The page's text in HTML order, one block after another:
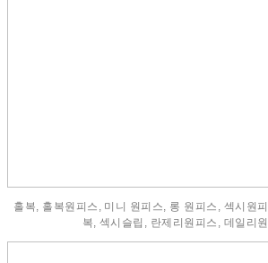
홀복, 홀복원피스, 미니 원피스, 롱 원피스, 섹시원
복, 섹시슬립, 란제리원피스, 데일리